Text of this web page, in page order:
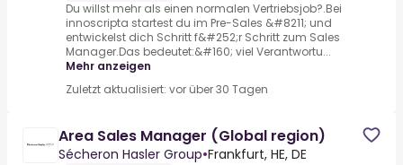
Du willst mehr als einen normalen Vertriebsjob?.Bei
innoscripta startest du im Pre-Sales &#8211; und
entwickelst dich Schritt f&#252;r Schritt zum Sales
Manager.Das bedeutet:&#160; viel Verantwortu...
Mehr anzeigen
Zuletzt aktualisiert: vor über 30 Tagen
Area Sales Manager (Global region)
Sécheron Hasler Group•Frankfurt, HE, DE